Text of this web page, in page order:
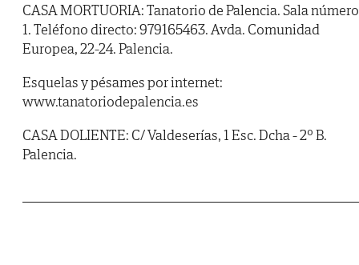
CASA MORTUORIA: Tanatorio de Palencia. Sala número
1. Teléfono directo: 979165463. Avda. Comunidad
Europea, 22-24. Palencia.
Esquelas y pésames por internet:
www.tanatoriodepalencia.es
CASA DOLIENTE: C/ Valdeserías, 1 Esc. Dcha - 2º B.
Palencia.